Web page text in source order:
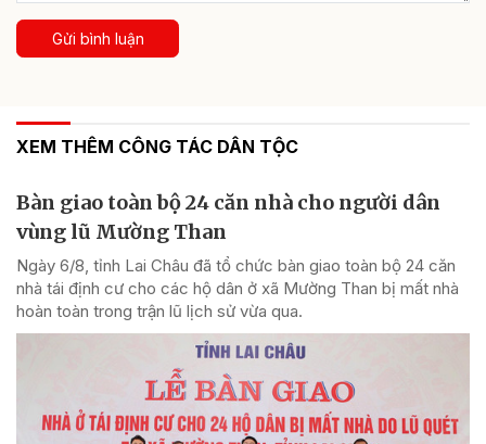
Gửi bình luận
XEM THÊM CÔNG TÁC DÂN TỘC
Bàn giao toàn bộ 24 căn nhà cho người dân
vùng lũ Mường Than
Ngày 6/8, tỉnh Lai Châu đã tổ chức bàn giao toàn bộ 24 căn
nhà tái định cư cho các hộ dân ở xã Mường Than bị mất nhà
hoàn toàn trong trận lũ lịch sử vừa qua.